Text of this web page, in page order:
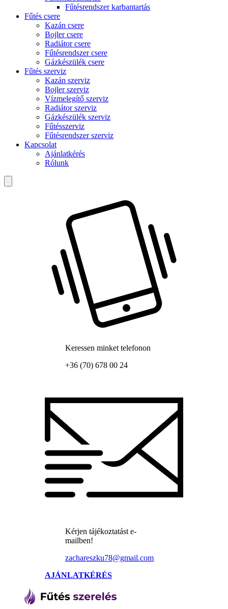
Fűtésrendszer karbantartás
Fűtés csere
Kazán csere
Bojler csere
Radiátor csere
Fűtésrendszer csere
Gázkészülék csere
Fűtés szerviz
Kazán szerviz
Bojler szerviz
Vízmelegítő szerviz
Radiátor szerviz
Gázkészülék szerviz
Fűtésszerviz
Fűtésrendszer szerviz
Kapcsolat
Ajánlatkérés
Rólunk
Keressen minket telefonon
+36 (70) 678 00 24
Kérjen tájékoztatást e-
mailben!
zachareszku78@gmail.com
AJÁNLATKÉRÉS